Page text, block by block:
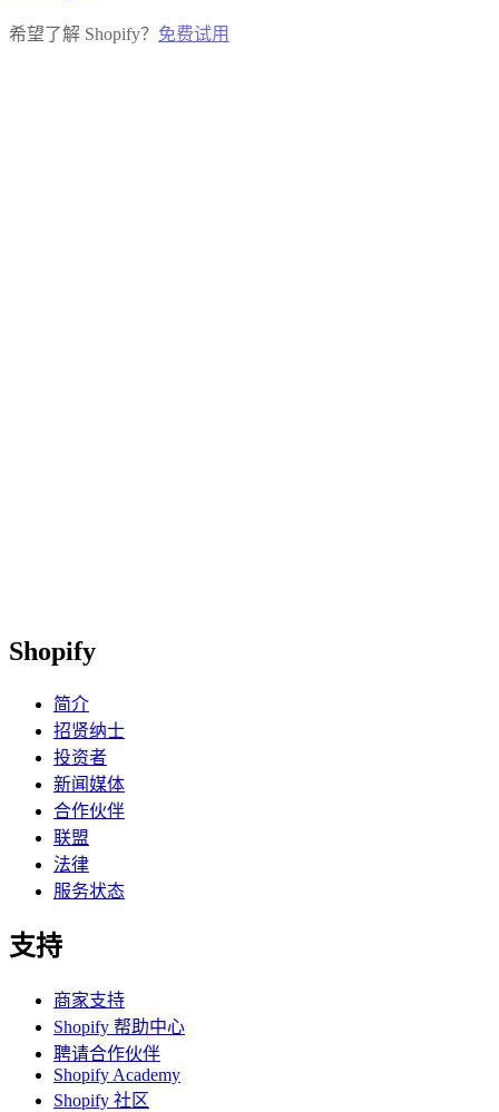
希望了解 Shopify？ 免费试用
Shopify
简介
招贤纳士
投资者
新闻媒体
合作伙伴
联盟
法律
服务状态
支持
商家支持
Shopify 帮助中心
聘请合作伙伴
Shopify Academy
Shopify 社区